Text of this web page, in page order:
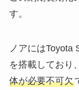
す。
ノアにはToyota
を搭載しており
体が必要不可欠